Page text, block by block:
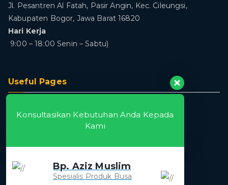
Konsultasikan Kebutuhan Anda Kepada
Kami
Bp. Aziz Muslim
Spesialis Produk Busa
Jl. Pesantren Al Fatah, Pasir Angin, Kec. Cileungsi,
Kabupaten Bogor, Jawa Barat 16820
Hari Kerja
9:00 – 18:00 Senin – Sabtu)
Useful Pages
About
Blog